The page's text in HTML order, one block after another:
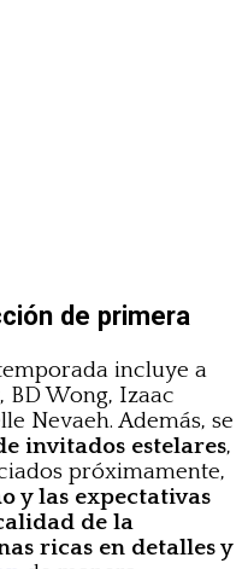
de primera
incluye a
BD Wong, Izaac
Nevaeh. Además, se
invitados estelares,
próximamente,
y las expectativas
de la
ricas en detalles y